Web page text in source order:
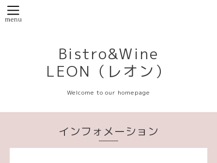
Bistro&Wine
LEON（レオン）
Welcome to our homepage
インフォメーション